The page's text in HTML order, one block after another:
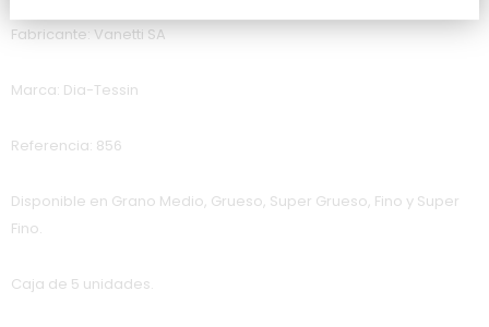
Fabricante: Vanetti SA
Marca: Dia-Tessin
Referencia: 856
Disponible en Grano Medio, Grueso, Super Grueso, Fino y Super
Fino.
Caja de 5 unidades.